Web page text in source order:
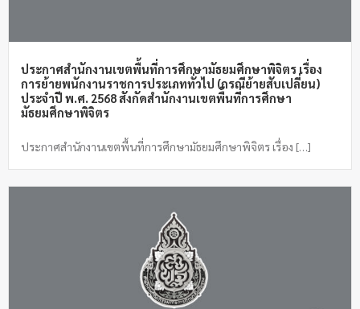
ประกาศสำนักงานเขตพื้นที่การศึกษามัธยมศึกษาพิจิตร เรื่อง
การย้ายพนักงานราชการประเภททั่วไป (กรณีย้ายสับเปลี่ยน)
ประจำปี พ.ศ. 2568 สังกัดสำนักงานเขตพื้นที่การศึกษา
มัธยมศึกษาพิจิตร
ประกาศสำนักงานเขตพื้นที่การศึกษามัธยมศึกษาพิจิตร เรื่อง […]